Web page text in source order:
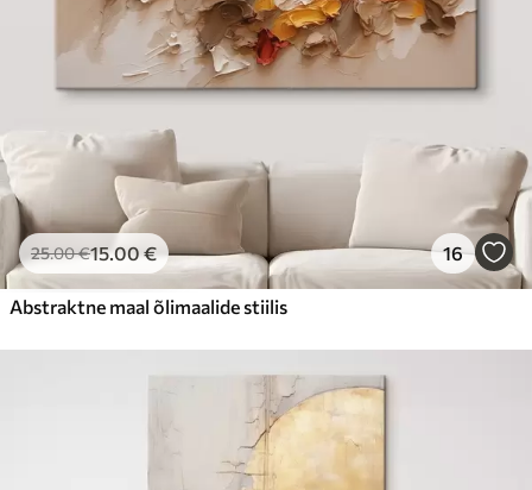
25.00€15.00€ 16
Abstraktne maal õlimaalide stiilis